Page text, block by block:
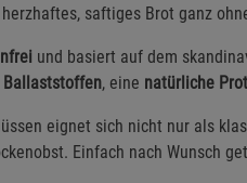
saftiges Brot ganz
und basiert auf dem
Ballaststoffen, eine natürliche
eignet sich nicht nur als
Einfach nach Wunsch